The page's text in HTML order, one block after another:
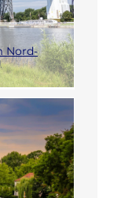
Nord-